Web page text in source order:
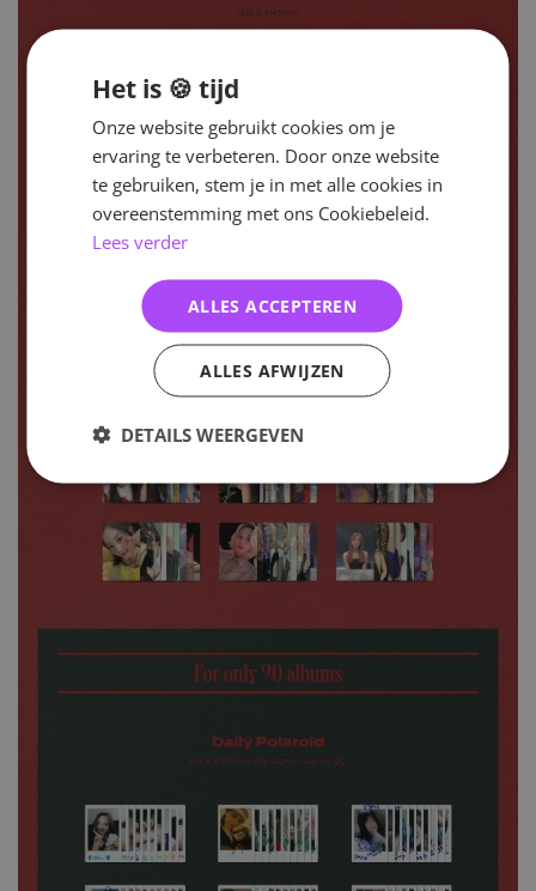
Het is 🍪 tijd
Onze website gebruikt cookies om je
ervaring te verbeteren. Door onze website
te gebruiken, stem je in met alle cookies in
overeenstemming met ons Cookiebeleid.
Lees verder
ALLES ACCEPTEREN
ALLES AFWIJZEN
DETAILS WEERGEVEN